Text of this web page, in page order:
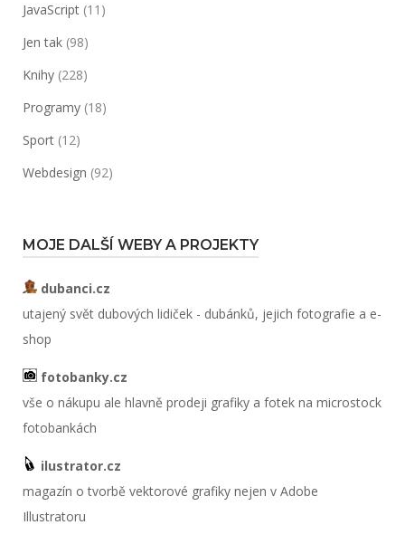
JavaScript (11)
Jen tak (98)
Knihy (228)
Programy (18)
Sport (12)
Webdesign (92)
MOJE DALŠÍ WEBY A PROJEKTY
dubanci.cz
utajený svět dubových lidiček - dubánků, jejich fotografie a e-
shop
fotobanky.cz
vše o nákupu ale hlavně prodeji grafiky a fotek na microstock
fotobankách
ilustrator.cz
magazín o tvorbě vektorové grafiky nejen v Adobe
Illustratoru